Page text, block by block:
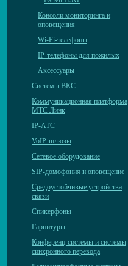
Консоли мониторинга и
оповещения
Wi-Fi-телефоны
IP-телефоны для пожилых
Аксессуары
Системы ВКС
Коммуникационная платформа
МТС Линк
IP-АТС
VoIP-шлюзы
Сетевое оборудование
SIP-домофония и оповещение
Средоустойчивые устройства
связи
Спикерфоны
Гарнитуры
Конференц-системы и системы
синхронного перевода